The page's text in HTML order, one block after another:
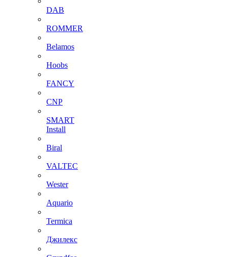
DAB
ROMMER
Belamos
Hoobs
FANCY
CNP
SMART
Install
Biral
VALTEC
Wester
Aquario
Termica
Джилекс